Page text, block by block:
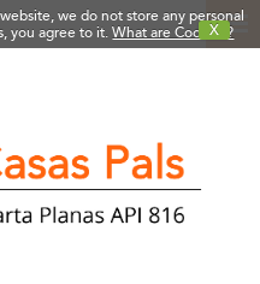
we do not store any personal
you agree to it.
X
What are Cookies?